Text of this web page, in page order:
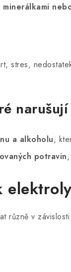
stres,
a alkoholu,
potravin
různě v